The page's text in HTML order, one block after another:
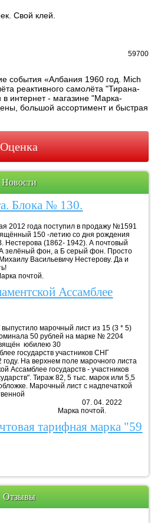
Свой клей.
59700
события «Албания 1960 год. Mich
реактивного самолёта "Тирана-
интернет - магазине "Марка-
большой ассортимент и быстрая
Оценка
Новости
Блока № 130.
2012 года поступил в продажу №1591
150 -летию со дня рождения
Нестерова (1862- 1942). А почтовый
зелёный фон, а Б серый фон. Просто
Васильевичу Нестерову. Да и
на радость!
почтой.
Ассамблее
марочный лист из 15 (3 * 5)
50 рублей на марке № 2204
юбилею 30
государств участников СНГ
На верхнем поле марочного листа
Ассамблее государств - участников
Тираж 82, 5 тыс. марок или 5,5
Марочный лист с надпечаткой
04. 2022
почтой.
тарифная марка "59
Отзывы